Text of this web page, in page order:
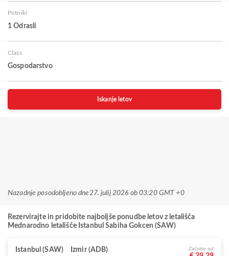
Potniki
1 Odrasli
Class
Gospodarstvo
Iskanje letov
Nazadnje posodobljeno dne27. julij 2026 ob 03:20 GMT +0
Rezervirajte in pridobite najboljše ponudbe letov z letališča
Mednarodno letališče Istanbul Sabiha Gokcen (SAW)
Istanbul (SAW) Izmir (ADB) Začnite od